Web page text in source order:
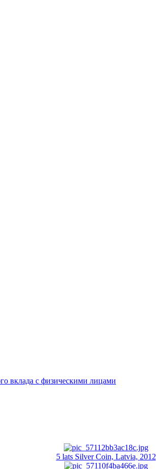
вклада с физическими лицами
5 lats Silver Coin, Latvia, 2012